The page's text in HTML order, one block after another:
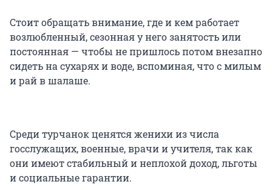
Стоит обращать внимание, где и кем работает
возлюбленный, сезонная у него занятость или
постоянная — чтобы не пришлось потом внезапно
сидеть на сухарях и воде, вспоминая, что с милым
и рай в шалаше.
Среди турчанок ценятся женихи из числа
госслужащих, военные, врачи и учителя, так как
они имеют стабильный и неплохой доход, льготы
и социальные гарантии.